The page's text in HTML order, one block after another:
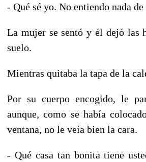
- Qué sé yo. No entiendo nada de
La mujer se sentó y él dejó las
suelo.
Mientras quitaba la tapa de la
Por su cuerpo encogido, le
aunque, como se había
ventana, no le veía bien la cara.
- Qué casa tan bonita tiene